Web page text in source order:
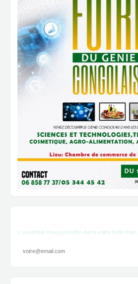
L'essentiel chaque matin dans votre boîte mail.